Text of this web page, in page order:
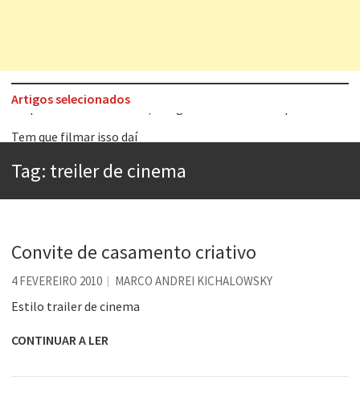
Artigos selecionados
Tem que filmar isso daí
Aprender a fracassar é o segredo do sucesso
Esse tal de Rock Gaúcho
Os causos de Jorge Luis Borges
Voto obrigatório é correto?
Tag: treiler de cinema
Convite de casamento criativo
4 FEVEREIRO 2010 MARCO ANDREI KICHALOWSKY
Estilo trailer de cinema
CONTINUAR A LER